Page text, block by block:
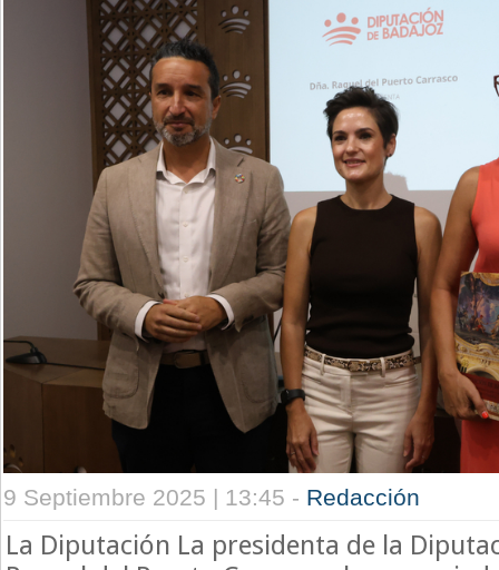
9 Septiembre 2025 | 13:45 - Redacción
La Diputación La presidenta de la